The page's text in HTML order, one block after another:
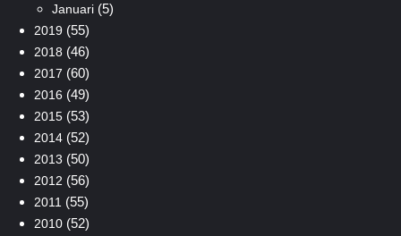
Januari(5)
2019 (55)
2018 (46)
2017 (60)
2016 (49)
2015(53)
2014(52)
2013 (50)
2012 (56)
2011(55)
2010(52)